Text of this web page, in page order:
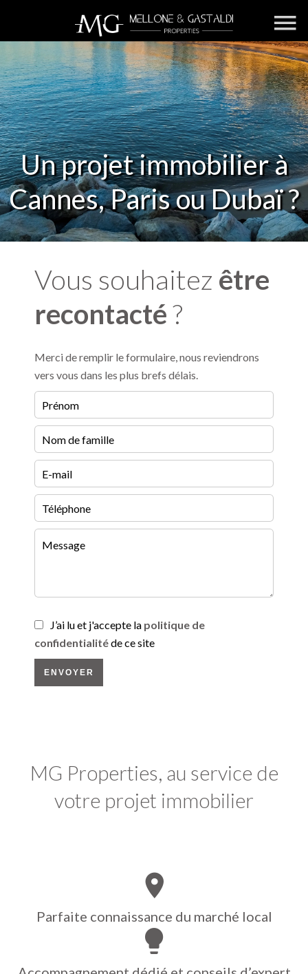
Un projet immobilier à
Cannes, Paris ou Dubaï ?
MG Properties, au service de
votre projet immobilier
Parfaite connaissance du marché local
Vous souhaitez être
recontacté?
Merci de remplir le formulaire, nous reviendrons
vers vous dans les plus brefs délais.
J’ai lu et j'accepte la politique de
confidentialitéde ce site
ENVOYER